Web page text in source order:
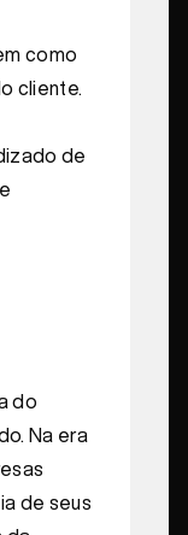
como
cliente.
de
do
Na era
de seus